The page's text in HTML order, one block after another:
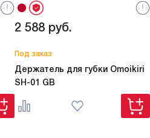
2 588 руб.
Под заказ
Держатель для губки Omoikiri
SH-01 GB